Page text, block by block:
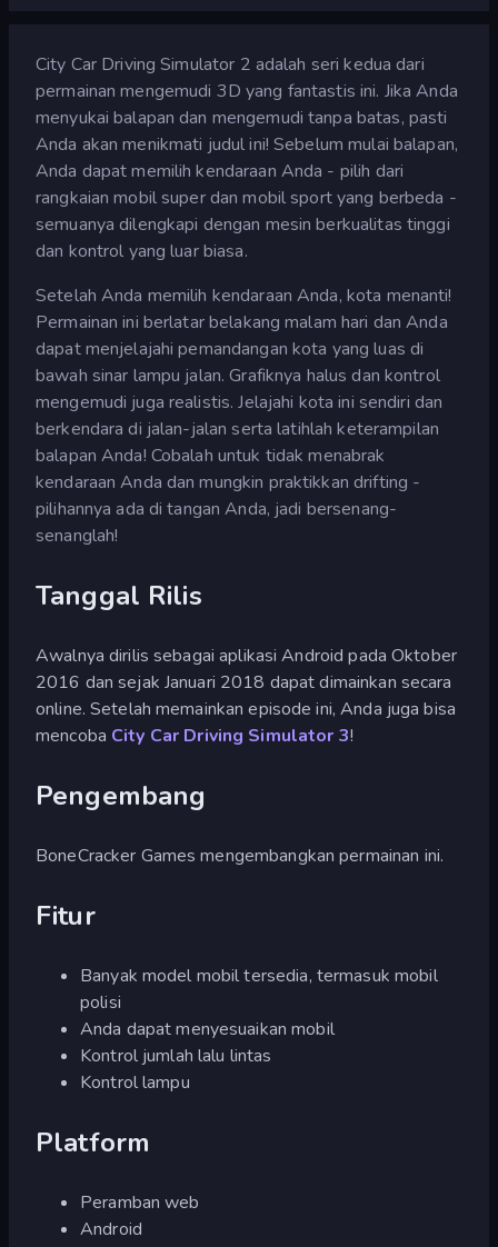
City Car Driving Simulator 2 adalah seri kedua dari
permainan mengemudi 3D yang fantastis ini. Jika Anda
menyukai balapan dan mengemudi tanpa batas, pasti
Anda akan menikmati judul ini! Sebelum mulai balapan,
Anda dapat memilih kendaraan Anda - pilih dari
rangkaian mobil super dan mobil sport yang berbeda -
semuanya dilengkapi dengan mesin berkualitas tinggi
dan kontrol yang luar biasa.
Setelah Anda memilih kendaraan Anda, kota menanti!
Permainan ini berlatar belakang malam hari dan Anda
dapat menjelajahi pemandangan kota yang luas di
bawah sinar lampu jalan. Grafiknya halus dan kontrol
mengemudi juga realistis. Jelajahi kota ini sendiri dan
berkendara di jalan-jalan serta latihlah keterampilan
balapan Anda! Cobalah untuk tidak menabrak
kendaraan Anda dan mungkin praktikkan drifting -
pilihannya ada di tangan Anda, jadi bersenang-
senanglah!
Tanggal Rilis
Awalnya dirilis sebagai aplikasi Android pada Oktober
2016 dan sejak Januari 2018 dapat dimainkan secara
online. Setelah memainkan episode ini, Anda juga bisa
mencoba City Car Driving Simulator 3!
Pengembang
BoneCracker Games mengembangkan permainan ini.
Fitur
Banyak model mobil tersedia, termasuk mobil
polisi
Anda dapat menyesuaikan mobil
Kontrol jumlah lalu lintas
Kontrol lampu
Platform
Peramban web
Android